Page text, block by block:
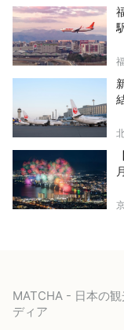
MATCHA - 日本の
ディア